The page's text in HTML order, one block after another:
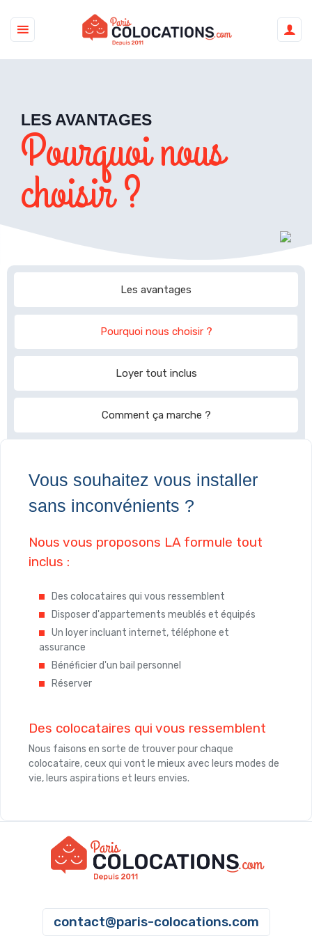
LES AVANTAGES
Pourquoi nous
choisir ?
Les avantages
Pourquoi nous choisir ?
Loyer tout inclus
Comment ça marche ?
Vous souhaitez vous installer
sans inconvénients ?
Nous vous proposons LA formule tout
inclus :
Des colocataires qui vous ressemblent
Disposer d'appartements meublés et équipés
Un loyer incluant internet, téléphone et
assurance
Bénéficier d'un bail personnel
Réserver
Des colocataires qui vous ressemblent
Nous faisons en sorte de trouver pour chaque
colocataire, ceux qui vont le mieux avec leurs modes de
vie, leurs aspirations et leurs envies.
contact@paris-colocations.com